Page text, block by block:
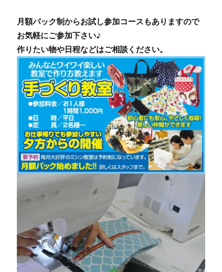
月額パック制からお試し参加コースもありますので
お気軽にご参加下さい♪
作りたい物や日程などはご相談ください。